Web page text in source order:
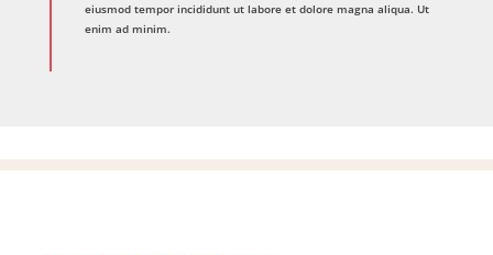
eiusmod tempor incididunt ut labore et dolore magna aliqua. Ut
enim ad minim.